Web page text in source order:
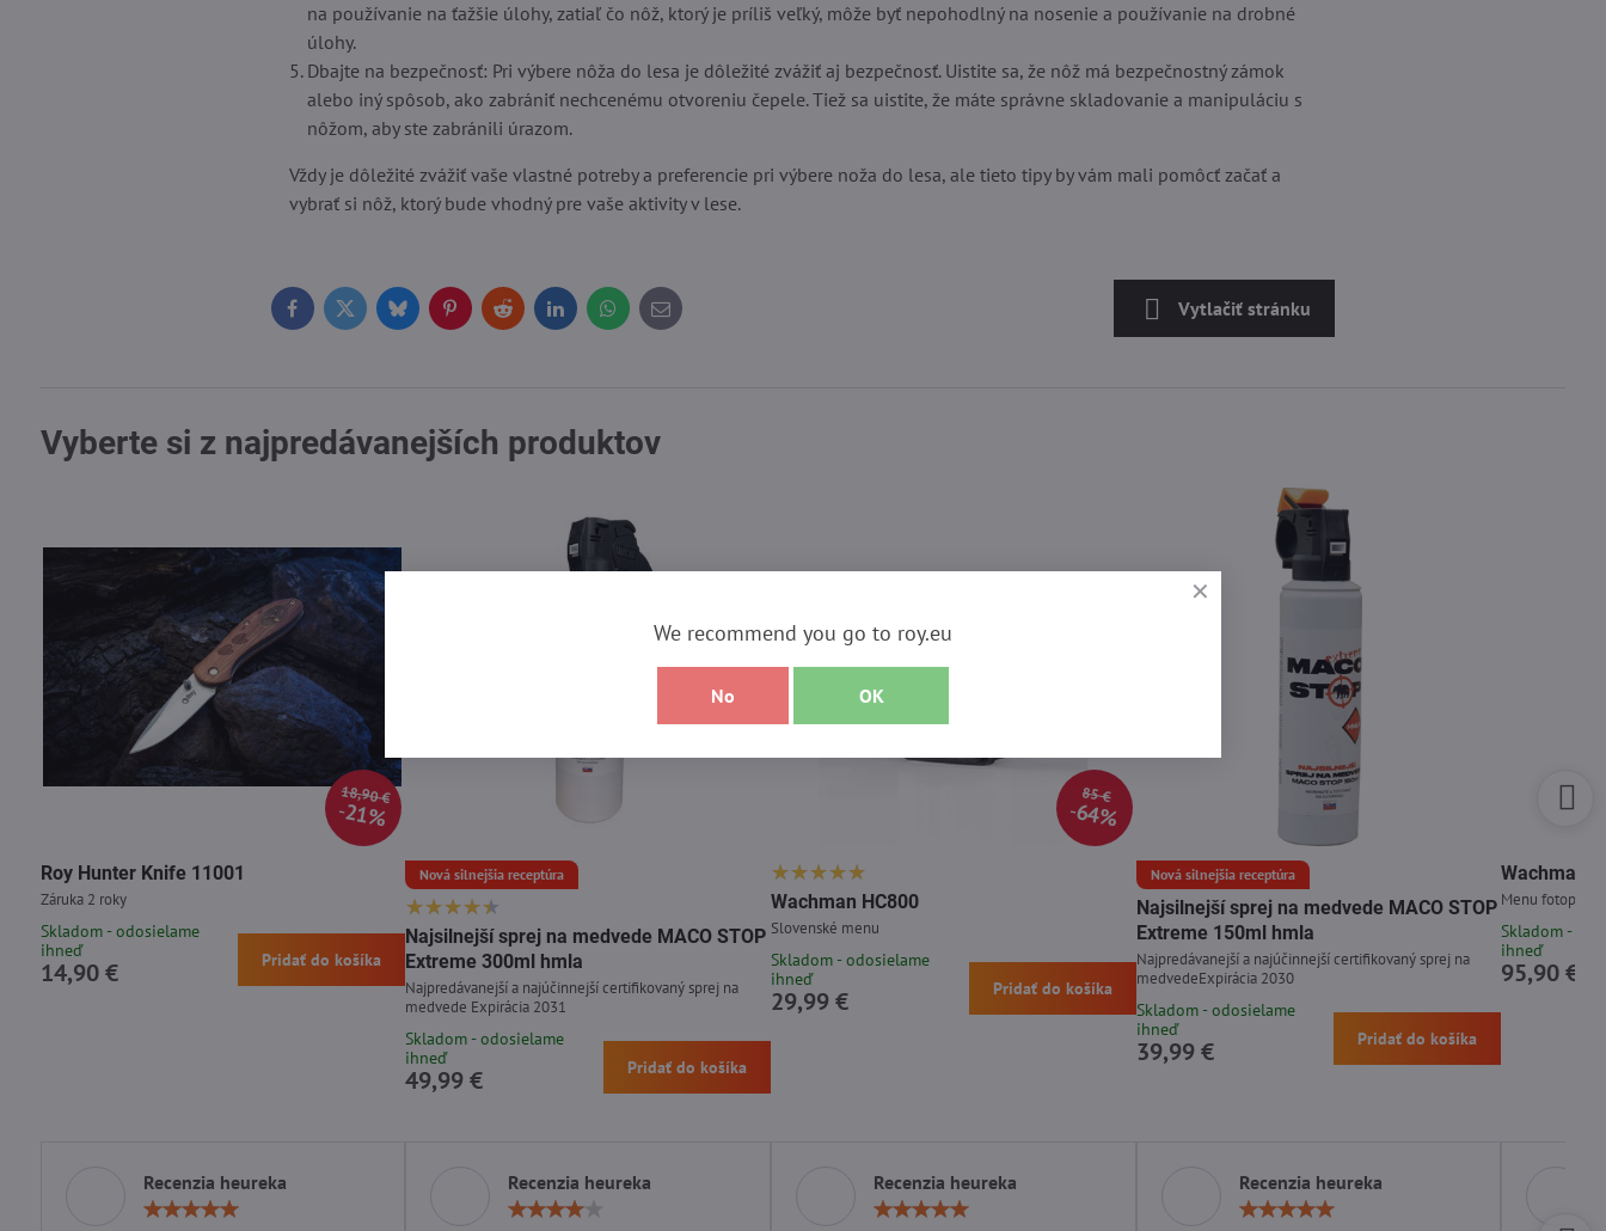
na používanie na ťažšie úlohy, zatiaľ čo nôž, ktorý je príliš veľký, môže byť nepohodlný na nosenie a používanie na drobné
úlohy.
Dbajte na bezpečnosť: Pri výbere nôža do lesa je dôležité zvážiť aj bezpečnosť. Uistite sa, že nôž má bezpečnostný zámok
alebo iný spôsob, ako zabrániť nechcenému otvoreniu čepele. Tiež sa uistite, že máte správne skladovanie a manipuláciu s
nôžom, aby ste zabránili úrazom.
Vždy je dôležité zvážiť vaše vlastné potreby a preferencie pri výbere noža do lesa, ale tieto tipy by vám mali pomôcť začať a
vybrať si nôž, ktorý bude vhodný pre vaše aktivity v lese.
FacebookTwitterBlueskyPinterestRedditLinkedInWhatsApp
E-
mail
Vytlačiť stránku
Vyberte si z najpredávanejších produktov
18,90 €
21%
Roy Hunter Knife 11001
Záruka 2 roky
Skladom - odosielame
ihneď
14,90 € Pridať do košíka
Nová silnejšia receptúra
Najsilnejší sprej na medvede MACO STOP
Extreme 300ml hmla
Najpredávanejší a najúčinnejší certifikovaný sprej na
medvede Expirácia 2031
Skladom - odosielame
ihneď
49,99 € Pridať do košíka
85 €
64%
Wachman HC800
Slovenské menu
Skladom - odosielame
ihneď
29,99 € Pridať do košíka
Nová silnejšia receptúra
Najsilnejší sprej na medvede MACO STOP
Extreme 150ml hmla
Najpredávanejší a najúčinnejší certifikovaný sprej na
medvedeExpirácia 2030
Skladom - odosielame
ihneď
39,99 € Pridať do košíka
Wachman
Menu
Skladom -
ihneď
95,90 €
Recenzia heureka
Recenzia heureka
Recenzia heureka
Recenzia heureka
We recommend you go to roy.eu
No OK